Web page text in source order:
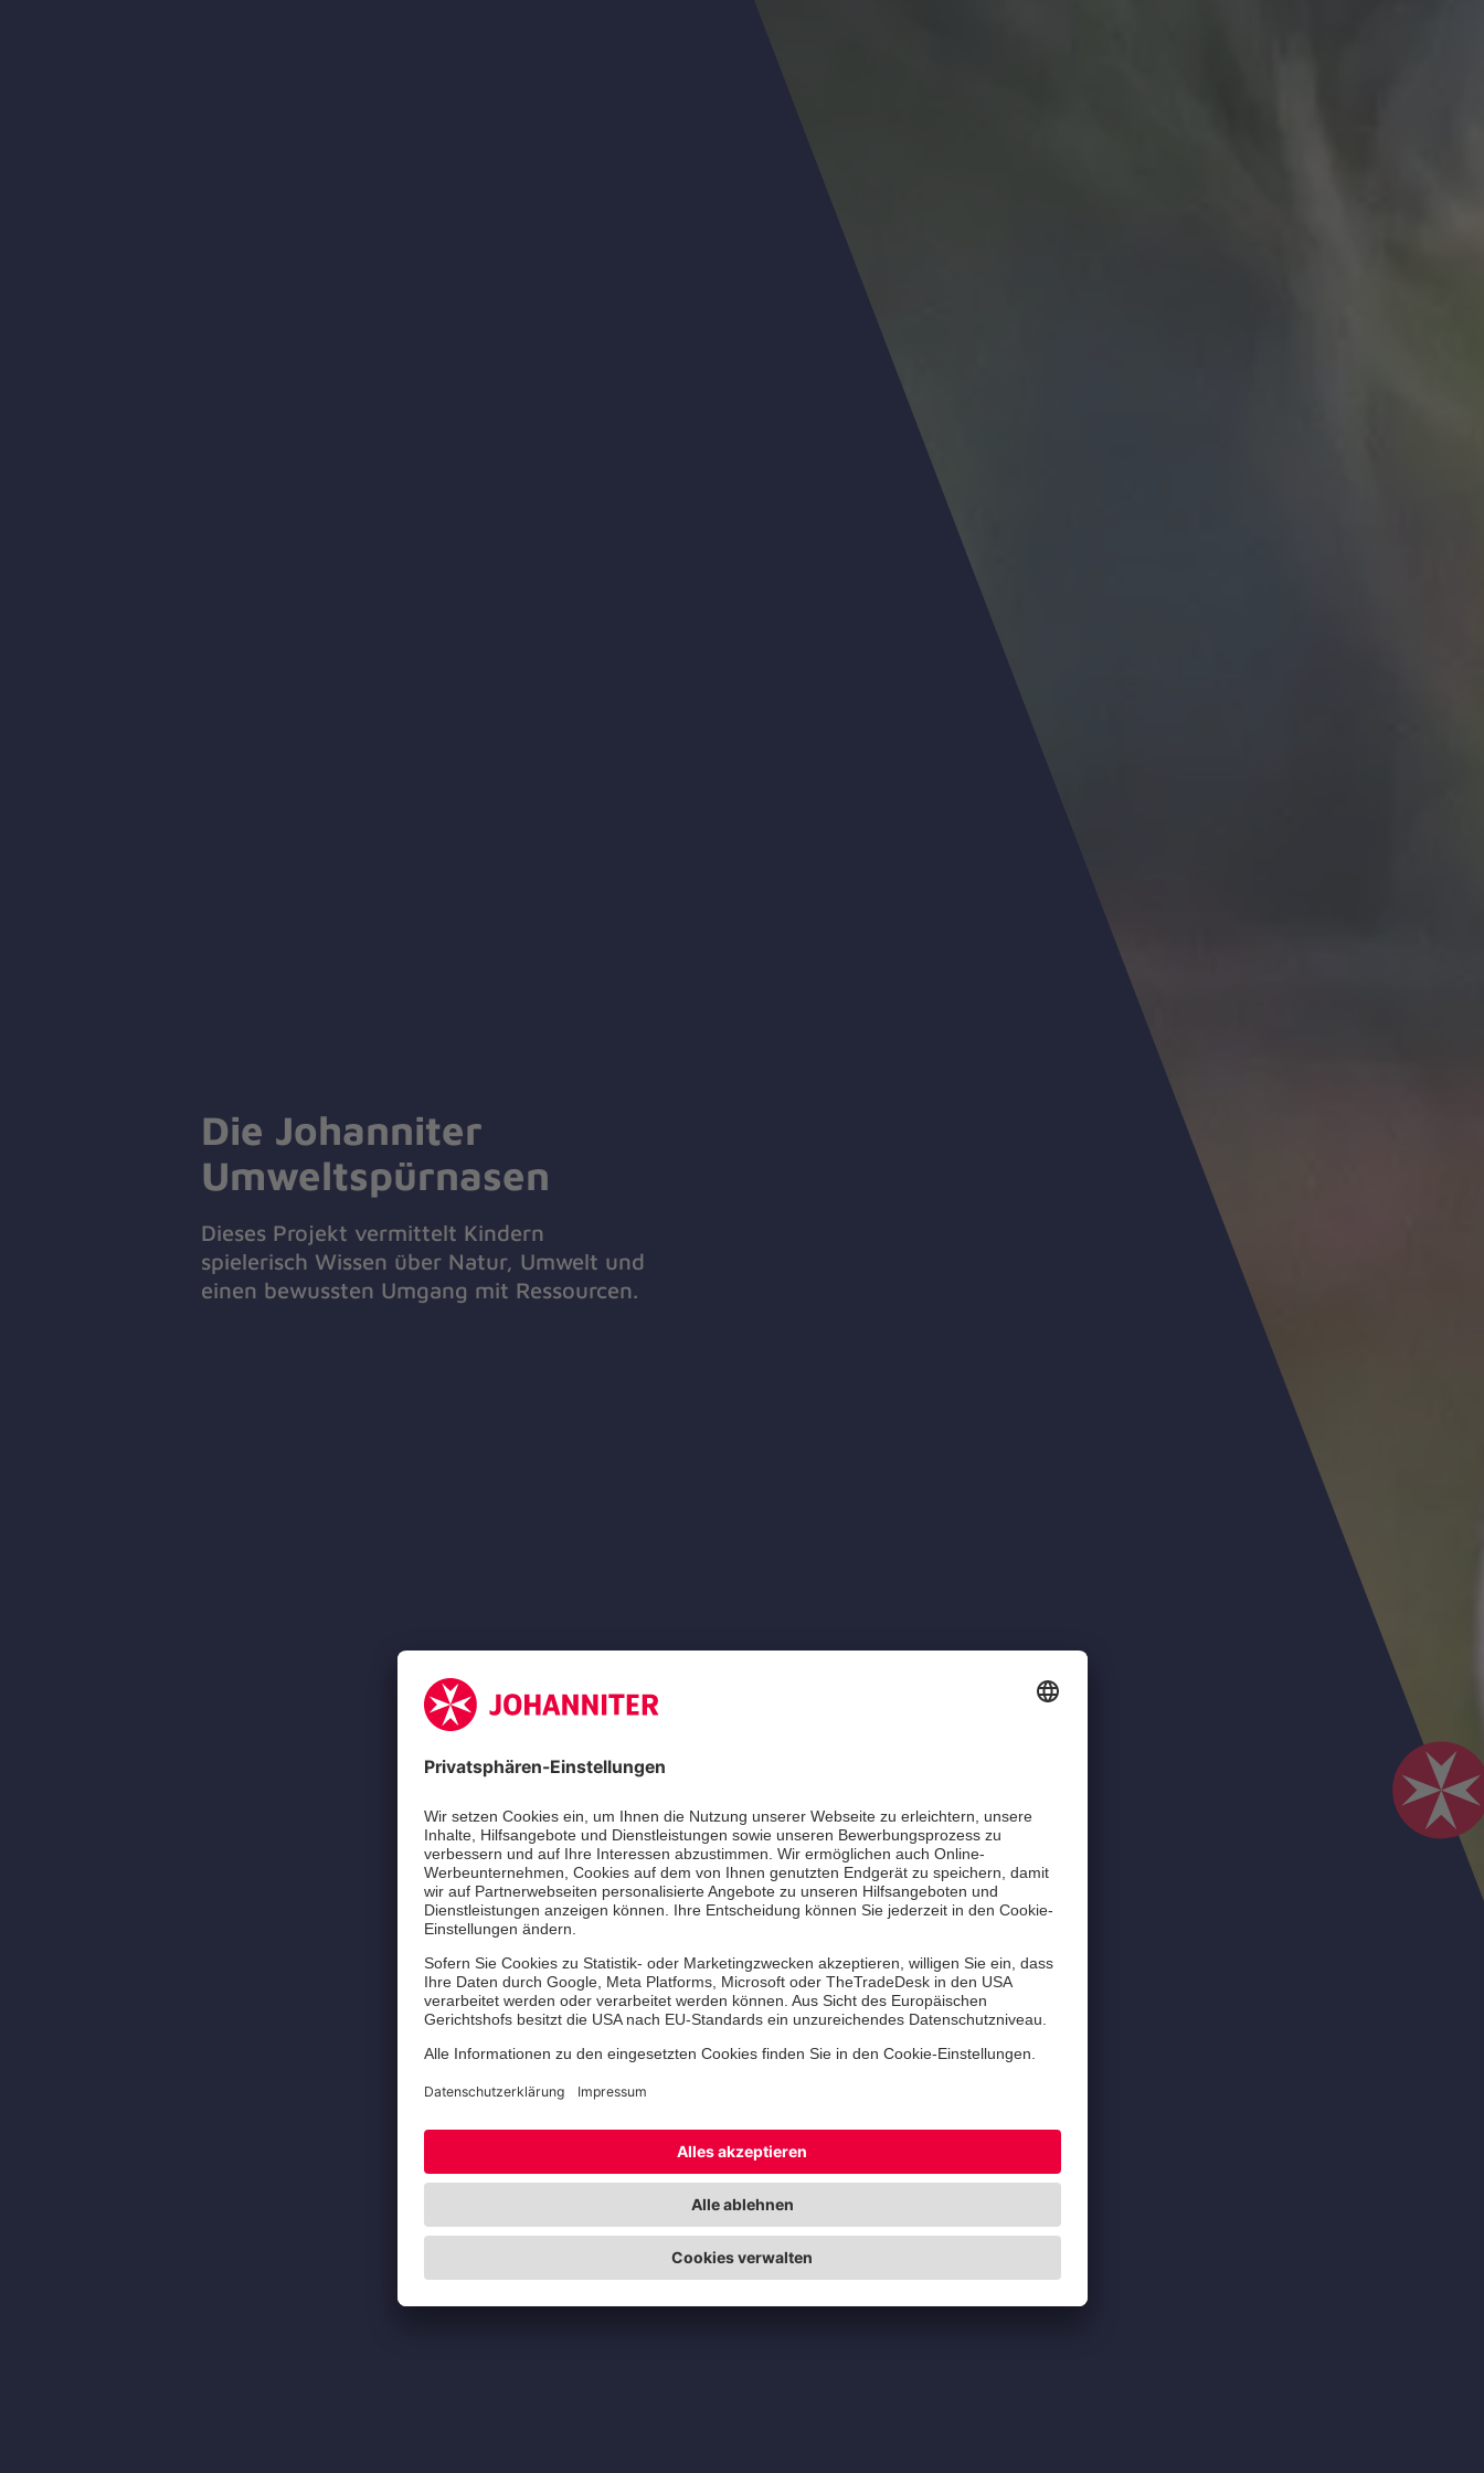
Die Johanniter
Umweltspürnasen
Dieses Projekt vermittelt Kindern
spielerisch Wissen über Natur, Umwelt und
einen bewussten Umgang mit Ressourcen.